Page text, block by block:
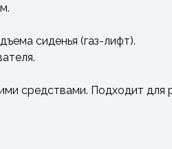
сиденья (газ-лифт).
средствами. Подходит для